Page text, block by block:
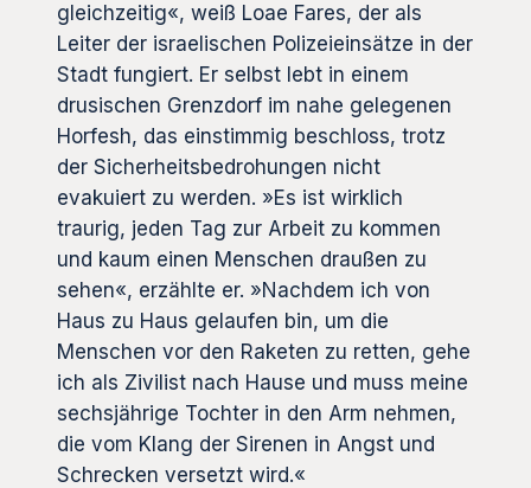
gleichzeitig«, weiß Loae Fares, der als
Leiter der israelischen Polizeieinsätze in der
Stadt fungiert. Er selbst lebt in einem
drusischen Grenzdorf im nahe gelegenen
Horfesh, das einstimmig beschloss, trotz
der Sicherheitsbedrohungen nicht
evakuiert zu werden. »Es ist wirklich
traurig, jeden Tag zur Arbeit zu kommen
und kaum einen Menschen draußen zu
sehen«, erzählte er. »Nachdem ich von
Haus zu Haus gelaufen bin, um die
Menschen vor den Raketen zu retten, gehe
ich als Zivilist nach Hause und muss meine
sechsjährige Tochter in den Arm nehmen,
die vom Klang der Sirenen in Angst und
Schrecken versetzt wird.«